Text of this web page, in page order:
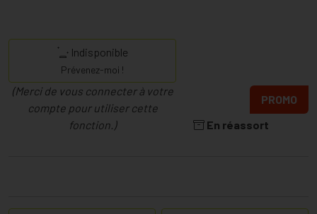
Indisponible
Prévenez-moi !
(Merci de vous connecter à votre
compte pour utiliser cette
fonction.)
PROMO
En réassort